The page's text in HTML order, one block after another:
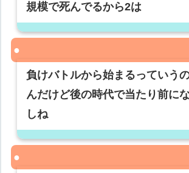
規模で死んでるから2は
負けバトルから始まるっていう
んだけど後の時代で当たり前に
しね